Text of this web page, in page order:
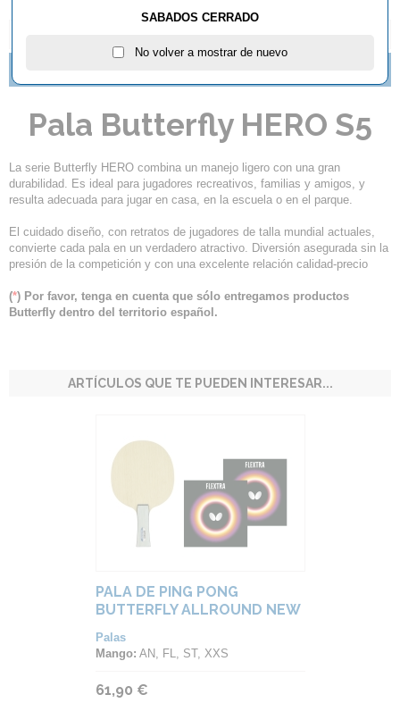
Pala Butterfly HERO S5
La serie Butterfly HERO combina un manejo ligero con una gran
durabilidad. Es ideal para jugadores recreativos, familias y amigos, y
resulta adecuada para jugar en casa, en la escuela o en el parque.
El cuidado diseño, con retratos de jugadores de talla mundial actuales,
convierte cada pala en un verdadero atractivo. Diversión asegurada sin la
presión de la competición y con una excelente relación calidad-precio
(*) Por favor, tenga en cuenta que sólo entregamos productos
Butterfly dentro del territorio español.
ARTÍCULOS QUE TE PUEDEN INTERESAR...
PALA DE PING PONG
BUTTERFLY ALLROUND NEW
Palas
Mango: AN, FL, ST, XXS
61,90 €
SABADOS CERRADO
No volver a mostrar de nuevo